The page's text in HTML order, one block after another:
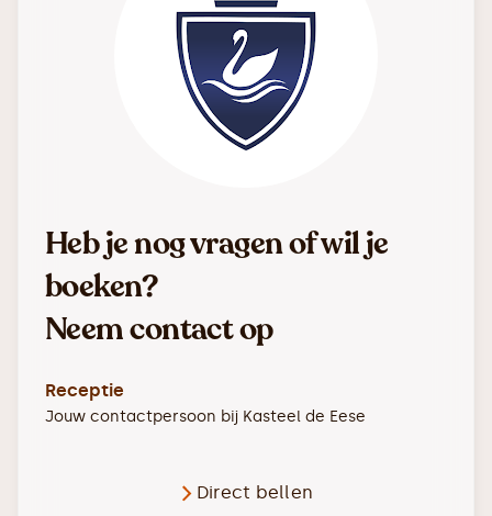
Heb je nog vragen of wil je
boeken?
Neem contact op
Receptie
Jouw contactpersoon bij Kasteel de Eese
Direct bellen